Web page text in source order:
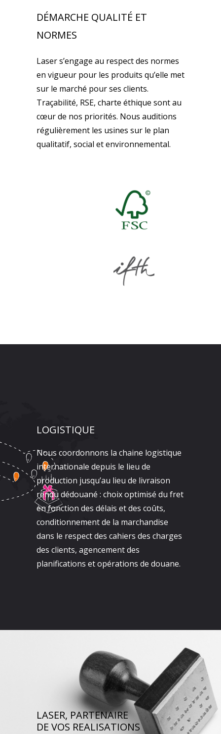
DÉMARCHE QUALITÉ ET
NORMES
Laser s’engage au respect des normes
en vigueur pour les produits qu’elle met
sur le marché pour ses clients.
Traçabilité, RSE, charte éthique sont au
cœur de nos priorités. Nous auditions
régulièrement les usines sur le plan
qualitatif, social et environnemental.
LOGISTIQUE
Nous coordonnons la chaine logistique
internationale depuis le lieu de
production jusqu’au lieu de livraison
rendu dédouané : choix optimisé du fret
en fonction des délais et des coûts,
conditionnement de la marchandise
dans le respect des cahiers des charges
des clients, agencement des
planifications et opérations de douane.
LASER, PARTENAIRE
DE VOS REALISATIONS